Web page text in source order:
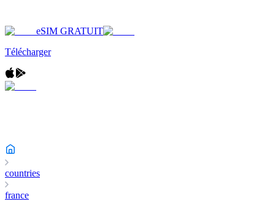
eSIM GRATUIT
Télécharger
countries
france